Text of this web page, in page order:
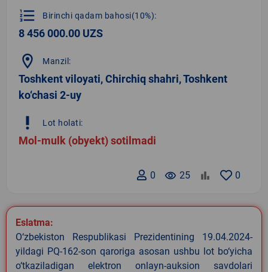
format_list_numbered Birinchi qadam bahosi(10%):
8 456 000.00 UZS
location_on Manzil:
Toshkent viloyati, Chirchiq shahri, Toshkent
ko‘chasi 2-uy
priority_high Lot holati:
Mol-mulk (obyekt) sotilmadi
0
remove_red_eye 25
0
Eslatma:
O‘zbekiston Respublikasi Prezidentining 19.04.2024-
yildagi PQ-162-son qaroriga asosan ushbu lot bo‘yicha
o‘tkaziladigan elektron onlayn-auksion savdolari